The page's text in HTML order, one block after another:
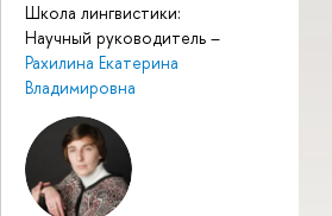
Школа лингвистики:
Научный руководитель –
Рахилина Екатерина
Владимировна